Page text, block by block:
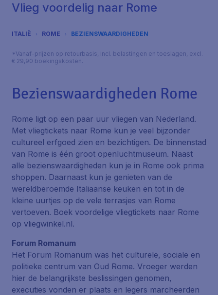
Vlieg voordelig naar Rome
ITALIË ROME BEZIENSWAARDIGHEDEN
*Vanaf-prijzen op retourbasis, incl. belastingen en toeslagen, excl.
€ 29,90 boekingskosten.
Bezienswaardigheden Rome
Rome ligt op een paar uur vliegen van Nederland.
Met vliegtickets naar Rome kun je veel bijzonder
cultureel erfgoed zien en bezichtigen. De binnenstad
van Rome is één groot openluchtmuseum. Naast
alle bezienswaardigheden kun je in Rome ook prima
shoppen. Daarnaast kun je genieten van de
wereldberoemde Italiaanse keuken en tot in de
kleine uurtjes op de vele terrasjes van Rome
vertoeven. Boek voordelige vliegtickets naar Rome
op vliegwinkel.nl.
Forum Romanum
Het Forum Romanum was het culturele, sociale en
politieke centrum van Oud Rome. Vroeger werden
hier de belangrijkste beslissingen genomen,
executies vonden er plaats en legers marcheerden